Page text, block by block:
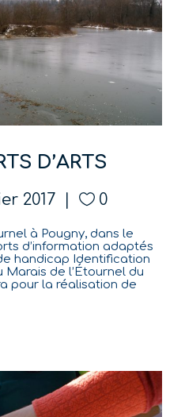
D’ARTS
2017 0
à Pougny, dans le
d’information adaptés
handicap Identification
de l’Étournel du
pour la réalisation de